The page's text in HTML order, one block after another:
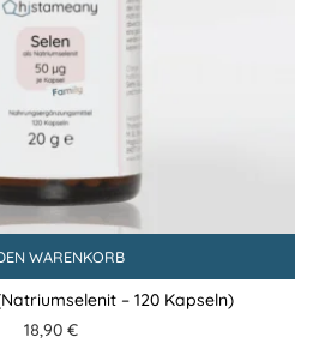
WARENKORB
– 120 Kapseln)
18,90 €